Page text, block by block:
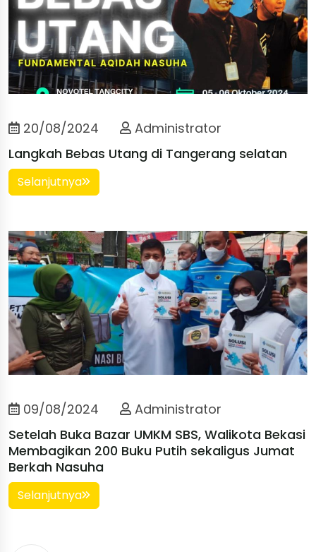
20/08/2024
Administrator
Langkah Bebas Utang di Tangerang selatan
Selanjutnya
09/08/2024
Administrator
Setelah Buka Bazar UMKM SBS, Walikota Bekasi
Membagikan 200 Buku Putih sekaligus Jumat
Berkah Nasuha
Selanjutnya